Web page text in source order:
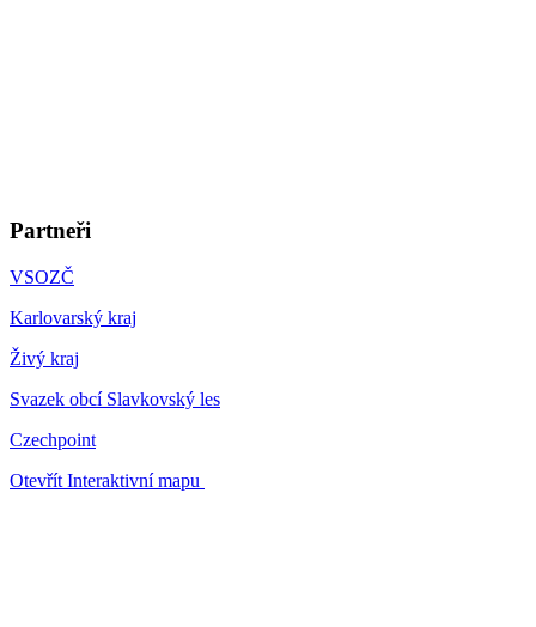
Partneři
VSOZČ
Karlovarský kraj
Živý kraj
Svazek obcí Slavkovský les
Czechpoint
Otevřít Interaktivní mapu